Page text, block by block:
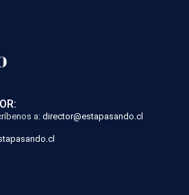
a: director@estapasando.cl